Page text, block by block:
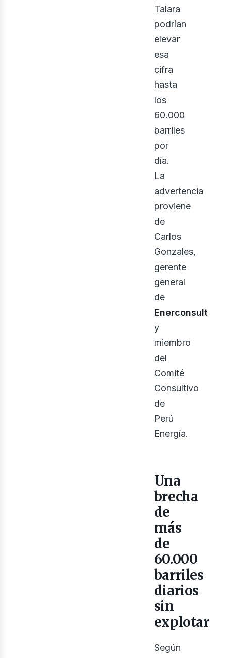
Talara
podrían
elevar
esa
cifra
hasta
los
60.000
barriles
por
día.
La
advertencia
proviene
de
Carlos
Gonzales,
gerente
general
de
Enerconsult
y
miembro
del
Comité
Consultivo
de
Perú
Energía.
Una
brecha
de
más
de
60.000
barriles
diarios
sin
explotar
Según